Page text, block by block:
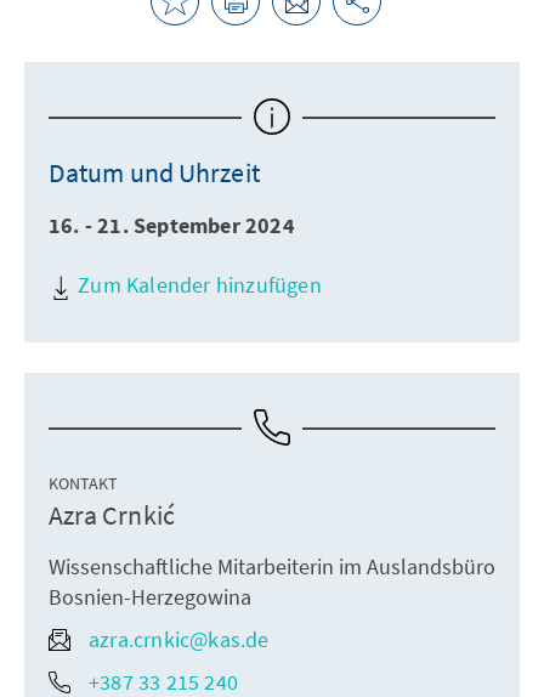
Datum und Uhrzeit
16. - 21. September 2024
Zum Kalender hinzufügen
KONTAKT
Azra Crnkić
Wissenschaftliche Mitarbeiterin im Auslandsbüro
Bosnien-Herzegowina
azra.crnkic@kas.de
+387 33 215 240